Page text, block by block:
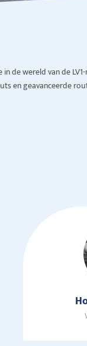
de wereld van de
en geavanceerde